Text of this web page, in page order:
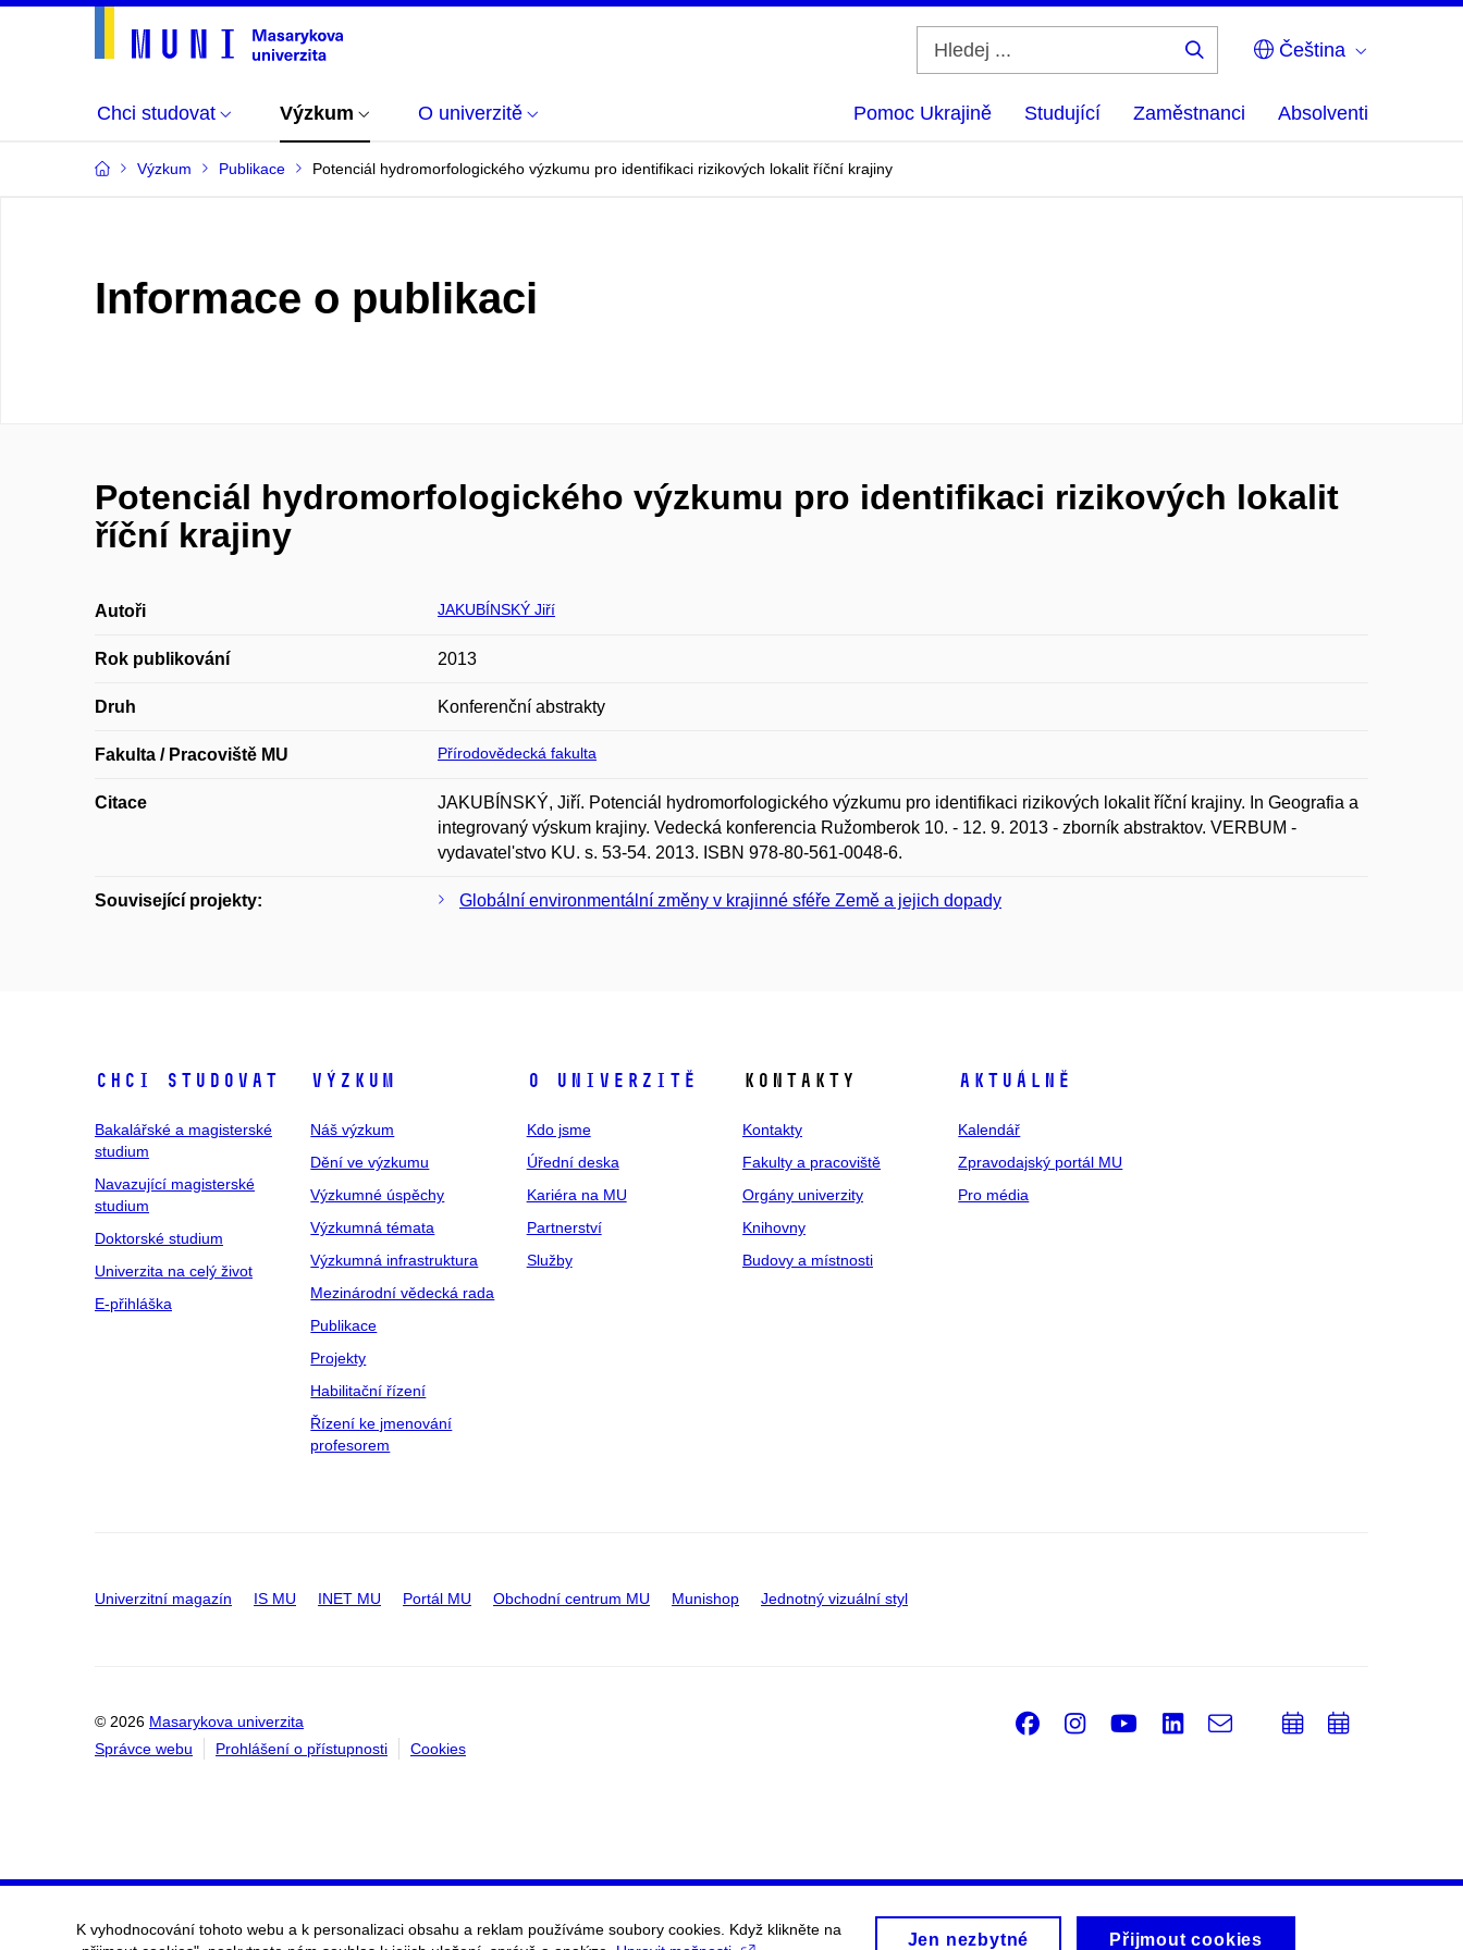
Čeština
Chci studovat Výzkum O univerzitě Pomoc Ukrajině Studující Zaměstnanci Absolventi
Výzkum Publikace Potenciál hydromorfologického výzkumu pro identifikaci rizikových lokalit říční krajiny
Informace o publikaci
Potenciál hydromorfologického výzkumu pro identifikaci rizikových lokalit
říční krajiny
Autoři JAKUBÍNSKÝ Jiří
Rok publikování 2013
Druh Konferenční abstrakty
Fakulta / Pracoviště MU Přírodovědecká fakulta
Citace
JAKUBÍNSKÝ, Jiří. Potenciál hydromorfologického výzkumu pro identifikaci rizikových lokalit říční krajiny. In Geografia a
integrovaný výskum krajiny. Vedecká konferencia Ružomberok 10. - 12. 9. 2013 - zborník abstraktov. VERBUM -
vydavatel'stvo KU. s. 53-54. 2013. ISBN 978-80-561-0048-6.
Související projekty: Globální environmentální změny v krajinné sféře Země a jejich dopady
Chci studovat
Bakalářské a magisterské
studium
Navazující magisterské
studium
Doktorské studium
Univerzita na celý život
E-přihláška
Výzkum
Náš výzkum
Dění ve výzkumu
Výzkumné úspěchy
Výzkumná témata
Výzkumná infrastruktura
Mezinárodní vědecká rada
Publikace
Projekty
Habilitační řízení
Řízení ke jmenování
profesorem
O univerzitě
Kdo jsme
Úřední deska
Kariéra na MU
Partnerství
Služby
Kontakty
Kontakty
Fakulty a pracoviště
Orgány univerzity
Knihovny
Budovy a místnosti
Aktuálně
Kalendář
Zpravodajský portál MU
Pro média
Univerzitní magazín IS MU INET MU Portál MU Obchodní centrum MU Munishop Jednotný vizuální styl
© 2026 Masarykova univerzita
Správce webu
Prohlášení o přístupnosti Cookies
Facebook
Instagram
Youtube
LinkedIn
e-
PřidatPřidat
K vyhodnocování tohoto webu a k personalizaci obsahu a reklam používáme soubory cookies. Když klikněte na
Jen nezbytné Přijmout cookies